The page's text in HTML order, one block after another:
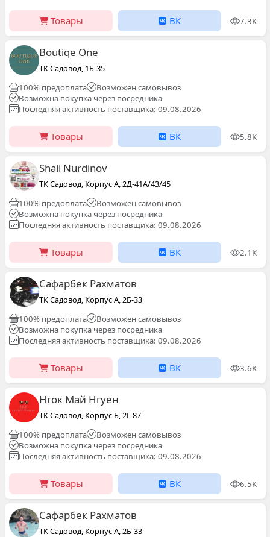
Товары ВК 7.3K
Boutiqe One
ТК Садовод, 1Б-35
100% предоплата
Возможен самовывоз
Возможна покупка через посредника
Последняя активность поставщика: 09.08.2026
Товары ВК 5.8K
Shali Nurdinov
ТК Садовод, Корпус А, 2Д-41А/43/45
100% предоплата
Возможен самовывоз
Возможна покупка через посредника
Последняя активность поставщика: 09.08.2026
Товары ВК 2.1K
Сафарбек Рахматов
ТК Садовод, Корпус А, 2Б-33
100% предоплата
Возможен самовывоз
Возможна покупка через посредника
Последняя активность поставщика: 09.08.2026
Товары ВК 3.6K
Нгок Май Нгуен
ТК Садовод, Корпус Б, 2Г-87
100% предоплата
Возможен самовывоз
Возможна покупка через посредника
Последняя активность поставщика: 09.08.2026
Товары ВК 6.5K
Сафарбек Рахматов
ТК Садовод, Корпус А, 2Б-33